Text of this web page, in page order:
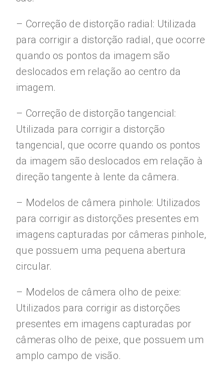
– Correção de distorção radial: Utilizada
para corrigir a distorção radial, que ocorre
quando os pontos da imagem são
deslocados em relação ao centro da
imagem.
– Correção de distorção tangencial:
Utilizada para corrigir a distorção
tangencial, que ocorre quando os pontos
da imagem são deslocados em relação à
direção tangente à lente da câmera.
– Modelos de câmera pinhole: Utilizados
para corrigir as distorções presentes em
imagens capturadas por câmeras pinhole,
que possuem uma pequena abertura
circular.
– Modelos de câmera olho de peixe:
Utilizados para corrigir as distorções
presentes em imagens capturadas por
câmeras olho de peixe, que possuem um
amplo campo de visão.